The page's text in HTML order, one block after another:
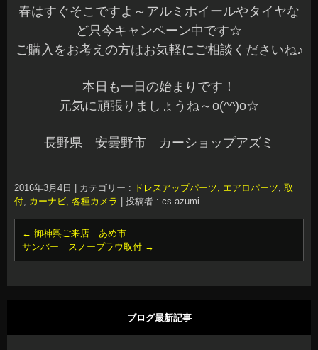
春はすぐそこですよ～アルミホイールやタイヤな
ど只今キャンペーン中です☆
ご購入をお考えの方はお気軽にご相談くださいね♪
本日も一日の始まりです！
元気に頑張りましょうね～o(^^)o☆
長野県 安曇野市 カーショップアズミ
2016年3月4日 カテゴリー : ドレスアップパーツ, エアロパーツ, 取
付, カーナビ, 各種カメラ 投稿者 : cs-azumi
← 御神輿ご来店 あめ市
サンバー スノープラウ取付 →
ブログ最新記事